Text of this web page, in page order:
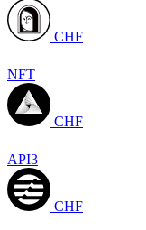
CHF
NFT
CHF
API3
CHF